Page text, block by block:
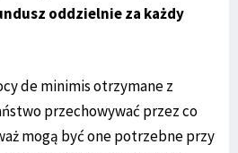
oddzielnie za każdy
de minimis otrzymane z
przechowywać przez co
mogą być one potrzebne przy